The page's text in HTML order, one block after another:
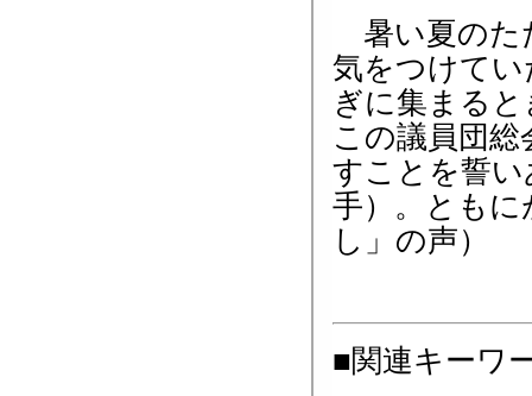
暑い夏のた
気をつけて
ぎに集まる
この議員団
すことを誓
手）。とも
し」の声）
■関連キーワ